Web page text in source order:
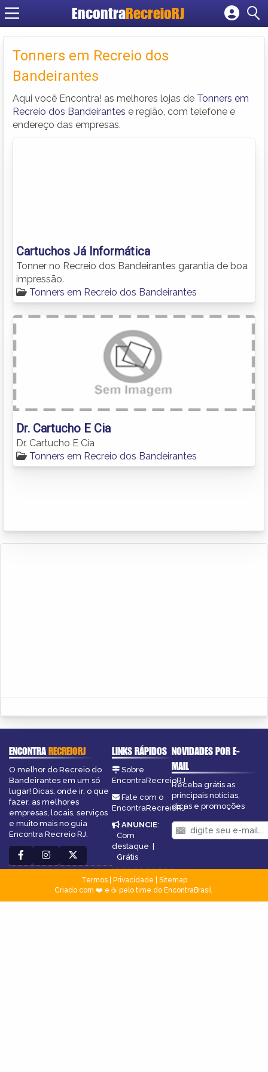
EncontraRecreioRJ
Cadastrar empresa
Criar conta
Tonners em Recreio dos
Bandeirantes
Aqui você Encontra! as melhores lojas de Tonners em
Recreio dos Bandeirantes e região, com telefone e
endereço das empresas.
Cartuchos Já Informática
Tonner no Recreio dos Bandeirantes garantia de boa
impressão.
Tonners em Recreio dos Bandeirantes
Dr. Cartucho E Cia
Dr. Cartucho E Cia
Tonners em Recreio dos Bandeirantes
ENCONTRARECREIORJ
O melhor do Recreio do
Bandeirantes em um só
lugar! Dicas, onde ir, o que
fazer, as melhores
empresas, locais, serviços
e muito mais no guia
Encontra Recreio RJ.
LINKS RÁPIDOS
Sobre
EncontraRecreioRJ
Fale com o
EncontraRecreioRJ
ANUNCIE:
Com
destaque |
Grátis
NOVIDADES POR E-
MAIL
Receba grátis as
principais notícias,
dicas e promoções
Termos| Privacidade
Sitemap
Criado com ❤️ e ☕ pelo time do EncontraBrasil